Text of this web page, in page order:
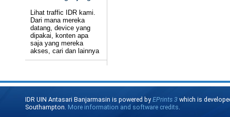
Lihat traffic IDR kami.
Dari mana mereka
datang, device yang
dipakai, konten apa
saja yang mereka
akses, cari dan lainnya
IDR UIN Antasari Banjarmasin is powered byEPrints 3 which is
Southampton. More information and software credits.